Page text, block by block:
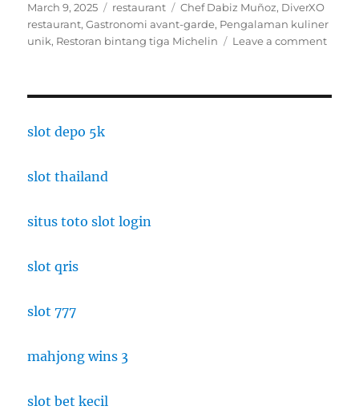
Posted
on
March 9, 2025 Categories
restaurant Tags
Chef Dabiz Muñoz, DiverXO
restaurant,Gastronomi avant-garde, Pengalaman kuliner
unik, Restoran bintang tiga Michelin Leave a commenton
slot depo 5k
slot thailand
situs toto slot login
slot qris
slot 777
mahjong wins 3
slot bet kecil